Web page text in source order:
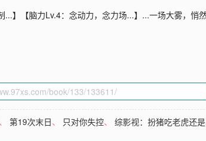
...】【脑力Lv.4：念动力，念力场...】...一场大雾，悄
、第19次末日、 只对你失控、综影视：扮猪吃老虎还